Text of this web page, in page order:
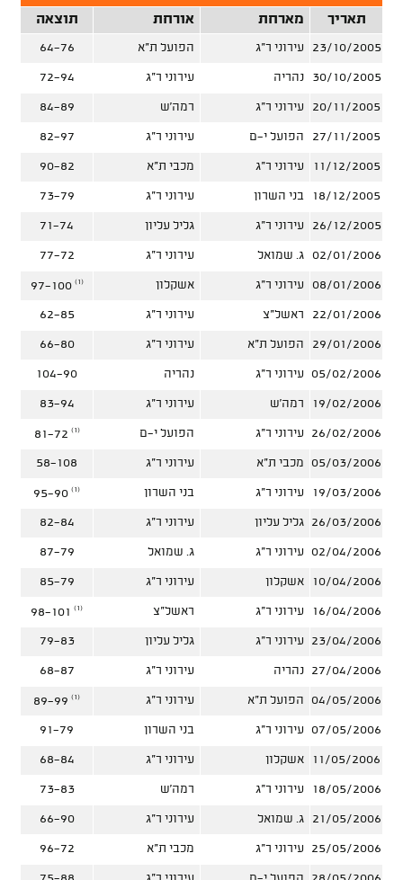
תאריך מארחת אורחת תוצאה
23/10/2005 עירוני ר"ג הפועל ת"א 64-76
30/10/2005 נהריה עירוני ר"ג 72-94
20/11/2005 עירוני ר"ג רמה'ש 84-89
27/11/2005 הפועל י-ם עירוני ר"ג 82-97
11/12/2005 עירוני ר"ג מכבי ת"א 90-82
18/12/2005 בני השרון עירוני ר"ג 73-79
26/12/2005 עירוני ר"ג גליל עליון 71-74
02/01/2006 ג. שמואל עירוני ר"ג 77-72
08/01/2006 עירוני ר"ג אשקלון 97-100 (1)
22/01/2006 ראשל"צ עירוני ר"ג 62-85
29/01/2006 הפועל ת"א עירוני ר"ג 66-80
05/02/2006 עירוני ר"ג נהריה 104-90
19/02/2006 רמה'ש עירוני ר"ג 83-94
26/02/2006 עירוני ר"ג הפועל י-ם 81-72 (1)
05/03/2006 מכבי ת"א עירוני ר"ג 58-108
19/03/2006 עירוני ר"ג בני השרון 95-90 (1)
26/03/2006 גליל עליון עירוני ר"ג 82-84
02/04/2006 עירוני ר"ג ג. שמואל 87-79
10/04/2006 אשקלון עירוני ר"ג 85-79
16/04/2006 עירוני ר"ג ראשל"צ 98-101 (1)
23/04/2006 עירוני ר"ג גליל עליון 79-83
27/04/2006 נהריה עירוני ר"ג 68-87
04/05/2006 הפועל ת"א עירוני ר"ג 89-99 (1)
07/05/2006 עירוני ר"ג בני השרון 91-79
11/05/2006 אשקלון עירוני ר"ג 68-84
18/05/2006 עירוני ר"ג רמה'ש 73-83
21/05/2006 ג. שמואל עירוני ר"ג 66-90
25/05/2006 עירוני ר"ג מכבי ת"א 96-72